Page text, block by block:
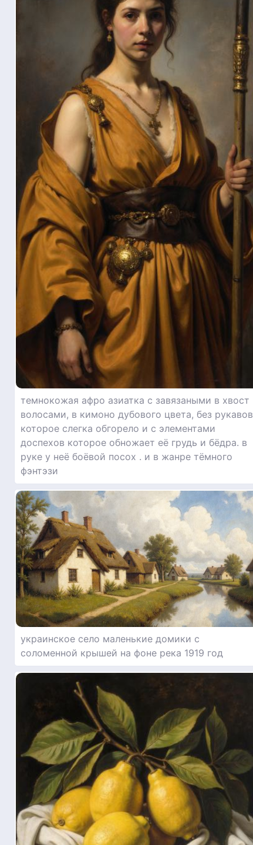
темнокожая афро азиатка с завязаными в хвост
волосами, в кимоно дубового цвета, без рукавов
которое слегка обгорело и с элементами
доспехов которое обножает её грудь и бёдра. в
руке у неё боёвой посох . и в жанре тёмного
фэнтэзи
украинское село маленькие домики с
соломенной крышей на фоне река 1919 год